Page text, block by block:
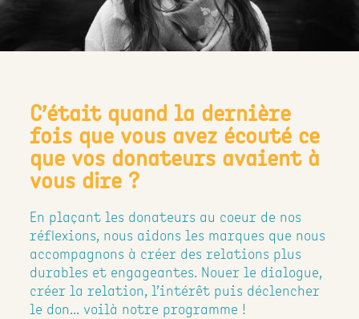
C’était quand la dernière
fois que vous avez écouté ce
que vos donateurs avaient à
vous dire ?
En plaçant les donateurs au coeur de nos
réflexions, nous aidons les marques que nous
accompagnons à créer des relations plus
durables et engageantes. Nouer le dialogue,
créer la relation, l’intérêt puis déclencher
le don... voilà notre programme !